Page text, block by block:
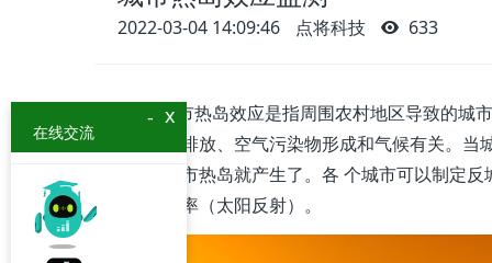
2022-03-04 14:09:46 点将科技 633
城市热岛效应是指周围农村地区导致的城
体空气排放、空气污染物形成和气候有关。
时，城市热岛就产生了。各 个城市可以制定
高反照率（太阳反射）。
x
-
在线交流